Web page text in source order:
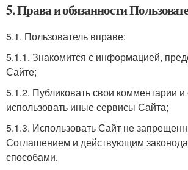
5. Права и обязанности
5.1. Пользователь вправе:
5.1.1. Знакомится с информацией,
Сайте;
5.1.2. Публиковать свои комментарии
использовать иные сервисы Сайта;
5.1.3. Использовать Сайт не
Соглашением и действующим
способами.